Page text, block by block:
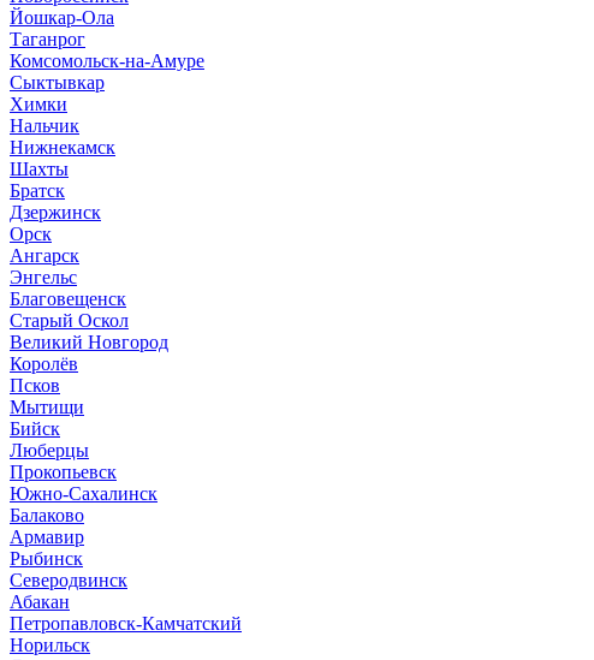
Йошкар-Ола
Таганрог
Комсомольск-на-Амуре
Сыктывкар
Химки
Нальчик
Нижнекамск
Шахты
Братск
Дзержинск
Орск
Ангарск
Энгельс
Благовещенск
Старый Оскол
Великий Новгород
Королёв
Псков
Мытищи
Бийск
Люберцы
Прокопьевск
Южно-Сахалинск
Балаково
Армавир
Рыбинск
Северодвинск
Абакан
Петропавловск-Камчатский
Норильск